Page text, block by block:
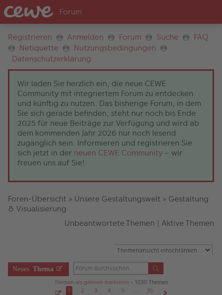
Registrieren Anmelden Forum Suche
FAQ
Netiquette
Nutzungsbedingungen
Datenschutzerklärung
Wir laden Sie herzlich ein, die neue CEWE
Community mit integriertem Forum zu entdecken
und künftig zu nutzen. Das bisherige Forum, in dem
Sie sich gerade befinden, steht nur noch bis Ende
2025 für neue Beiträge zur Verfügung und wird ab
dem kommenden Jahr 2026 nur noch lesend
zugänglich sein. Informieren und registrieren Sie
sich jetzt in der neuen CEWE Community – wir
freuen uns auf Sie!
Foren-Übersicht » Unsere Gestaltungswelt » Gestaltung
& Visualisierung
Unbeantwortete Themen | Aktive Themen
Neues Thema
Themen als gelesen markieren• 1030 Themen
1 2 3 4 5 …
35